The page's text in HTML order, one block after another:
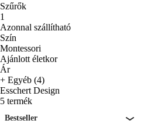
Szűrők
1
Azonnal szállítható
Szín
Montessori
Ajánlott életkor
Ár
+ Egyéb (4)
Esschert Design
5 termék
Bestseller